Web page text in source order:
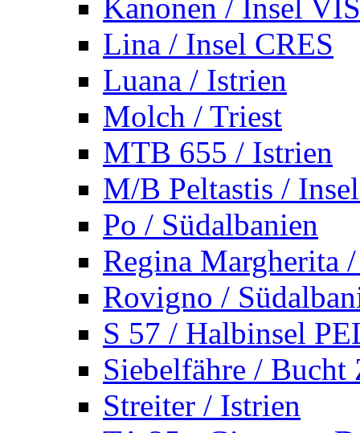
Kanonen / Insel VIS
Lina / Insel CRES
Luana / Istrien
Molch / Triest
MTB 655 / Istrien
M/B Peltastis /
Po / Südalbanien
Regina Margherita
Rovigno /
S 57 / Halbinsel
Siebelfähre / Bucht
Streiter / Istrien